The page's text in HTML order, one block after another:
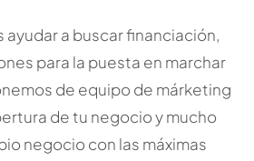
a buscar financiación,
para la puesta en marchar
de equipo de márketing
de tu negocio y mucho
negocio con las máximas